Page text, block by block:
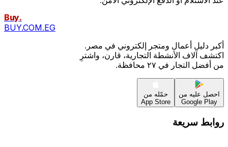
Buy.
BUY.COM.EG
أكبر دليل أعمال ومتجر إلكتروني في مصر.
اكتشف آلاف الأنشطة التجارية، قارن، واشترِ
من أفضل التجار في ٢٧ محافظة.
احصل عليه من
Google Play
حمّله من
App Store
روابط سريعة